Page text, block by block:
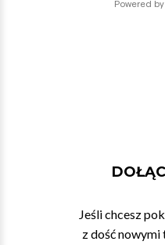
Jeśli chcesz
z dość nowymi